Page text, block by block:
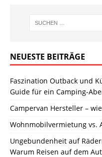
NEUESTE BEITRÄGE
Faszination Outback und
Guide für ein Camping-
Campervan Hersteller –
Wohnmobilvermietung vs.
Ungebundenheit auf
Warum Reisen auf dem